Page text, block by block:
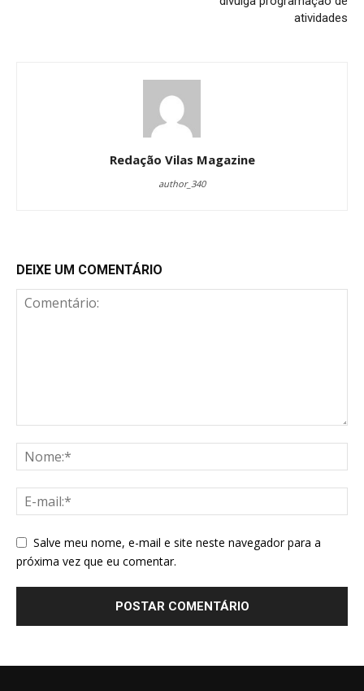
atividades
Redação Vilas Magazine
author_340
DEIXE UM COMENTÁRIO
Salve meu nome, e-mail e site neste navegador para a
próxima vez que eu comentar.